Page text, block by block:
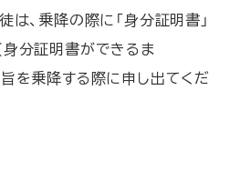
、乗降の際に「身分証明書」
分証明書ができるま
を乗降する際に申し出てくだ